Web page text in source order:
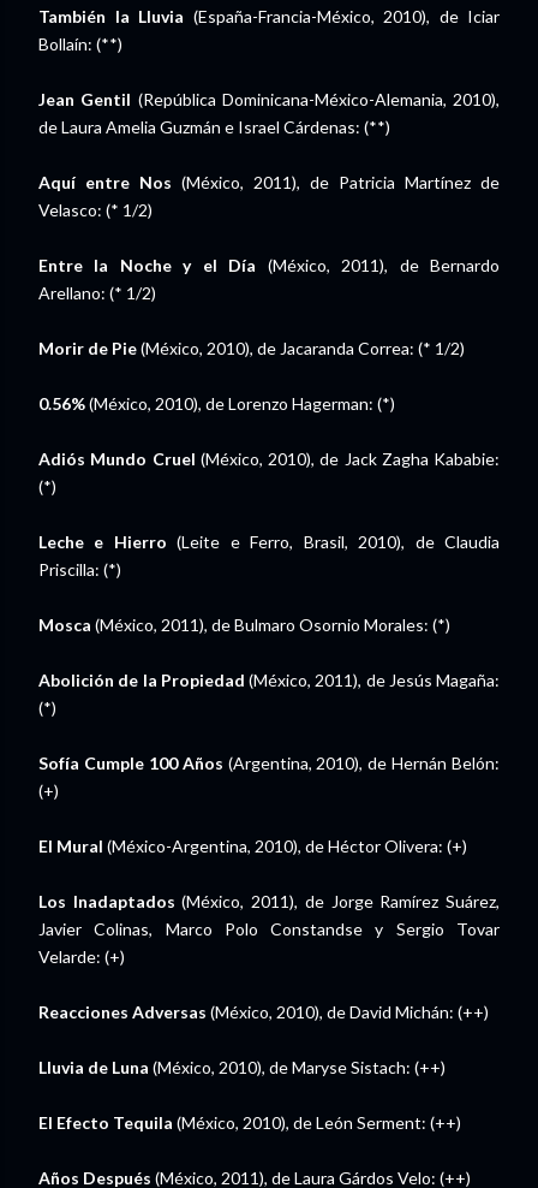
También la Lluvia (España-Francia-México, 2010), de Iciar
Bollaín: (**)
Jean Gentil (República Dominicana-México-Alemania, 2010),
de Laura Amelia Guzmán e Israel Cárdenas: (**)
Aquí entre Nos (México, 2011), de Patricia Martínez de
Velasco: (* 1/2)
Entre la Noche y el Día (México, 2011), de Bernardo
Arellano: (* 1/2)
Morir de Pie(México, 2010), de Jacaranda Correa: (* 1/2)
0.56%(México, 2010), de Lorenzo Hagerman: (*)
Adiós Mundo Cruel (México, 2010), de Jack Zagha Kababie:
(*)
Leche e Hierro (Leite e Ferro, Brasil, 2010), de Claudia
Priscilla: (*)
Mosca (México, 2011), de Bulmaro Osornio Morales: (*)
Abolición de la Propiedad (México, 2011), de Jesús Magaña:
(*)
Sofía Cumple 100 Años (Argentina, 2010), de Hernán Belón:
(+)
El Mural (México-Argentina, 2010), de Héctor Olivera: (+)
Los Inadaptados(México, 2011), de Jorge Ramírez Suárez,
Javier Colinas, Marco Polo Constandse y Sergio Tovar
Velarde: (+)
Reacciones Adversas (México, 2010), de David Michán: (++)
Lluvia de Luna (México, 2010), de Maryse Sistach: (++)
El Efecto Tequila (México, 2010), de León Serment: (++)
Años Después (México, 2011), de Laura Gárdos Velo: (++)